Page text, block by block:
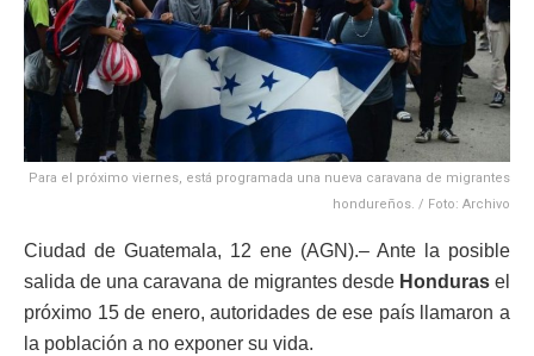
Para el próximo viernes, está programada una nueva caravana de migrantes
hondureños. / Foto: Archivo
Ciudad de Guatemala, 12 ene (AGN).– Ante la posible
salida de una caravana de migrantes desde Hondurasel
próximo 15 de enero, autoridades de ese país llamaron a
la población a no exponer su vida.